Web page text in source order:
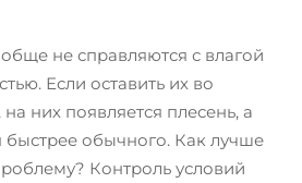
не справляются с влагой
Если оставить их во
них появляется плесень, а
быстрее обычного. Как лучше
Контроль условий